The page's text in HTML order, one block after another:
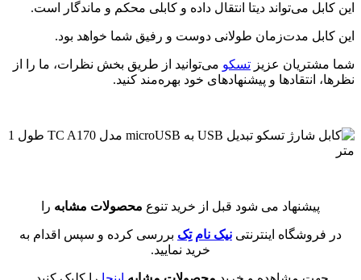
این کابل می‌تواند دیتا انتقال داده و کابلی محکم و ماندگار است.
این کابل مدت‌زمان طولانی دوست و رفیق شما خواهد بود.
شما مشتریان عزیز تسکو می‌توانید از طریق بخش نظرات، ما را از
نظرها، انتقادها و پیشنهادهای خود بهره‌مند کنید.
پیشنهاد می شود قبل از خرید تنوع محصولات مشابه را
در فروشگاه اینترنتی نیک نام تِک بررسی کرده و سپس اقدام به
خرید نمایید.